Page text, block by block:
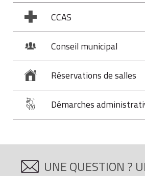
CCAS
Conseil municipal
Réservations de salles
Démarches
UNE QUESTION ?